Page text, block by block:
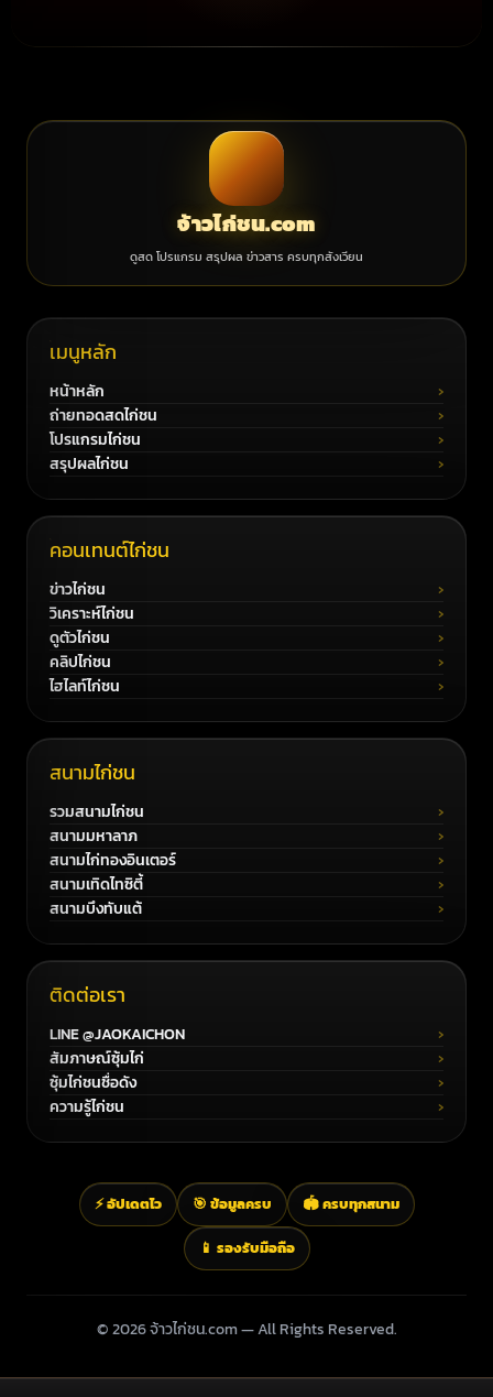
จ้าวไก่ชน.com
ดูสด โปรแกรม สรุปผล ข่าวสาร ครบทุกสังเวียน
เมนูหลัก
หน้าหลัก
ถ่ายทอดสดไก่ชน
โปรแกรมไก่ชน
สรุปผลไก่ชน
คอนเทนต์ไก่ชน
ข่าวไก่ชน
วิเคราะห์ไก่ชน
ดูตัวไก่ชน
คลิปไก่ชน
ไฮไลท์ไก่ชน
สนามไก่ชน
รวมสนามไก่ชน
สนามมหาลาภ
สนามไก่ทองอินเตอร์
สนามเทิดไทซิตี้
สนามบึงทับแต้
ติดต่อเรา
LINE @JAOKAICHON
สัมภาษณ์ซุ้มไก่
ซุ้มไก่ชนชื่อดัง
ความรู้ไก่ชน
⚡ อัปเดตไว 🎯 ข้อมูลครบ 🏟️ ครบทุกสนาม
📱 รองรับมือถือ
© 2026 จ้าวไก่ชน.com — All Rights Reserved.